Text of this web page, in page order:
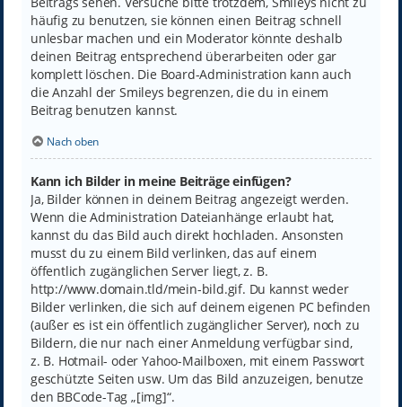
häufig zu benutzen, sie können einen Beitrag schnell
unlesbar machen und ein Moderator könnte deshalb
deinen Beitrag entsprechend überarbeiten oder gar
komplett löschen. Die Board-Administration kann auch
die Anzahl der Smileys begrenzen, die du in einem
Beitrag benutzen kannst.
Nach oben
Kann ich Bilder in meine Beiträge einfügen?
Ja, Bilder können in deinem Beitrag angezeigt werden.
Wenn die Administration Dateianhänge erlaubt hat,
kannst du das Bild auch direkt hochladen. Ansonsten
musst du zu einem Bild verlinken, das auf einem
öffentlich zugänglichen Server liegt, z. B.
http://www.domain.tld/mein-bild.gif. Du kannst weder
Bilder verlinken, die sich auf deinem eigenen PC befinden
(außer es ist ein öffentlich zugänglicher Server), noch zu
Bildern, die nur nach einer Anmeldung verfügbar sind,
z. B. Hotmail- oder Yahoo-Mailboxen, mit einem Passwort
geschützte Seiten usw. Um das Bild anzuzeigen, benutze
den BBCode-Tag „[img]“.